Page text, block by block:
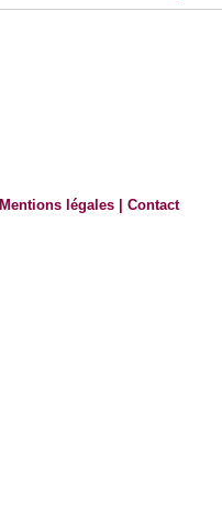
Mentions légales |Contact